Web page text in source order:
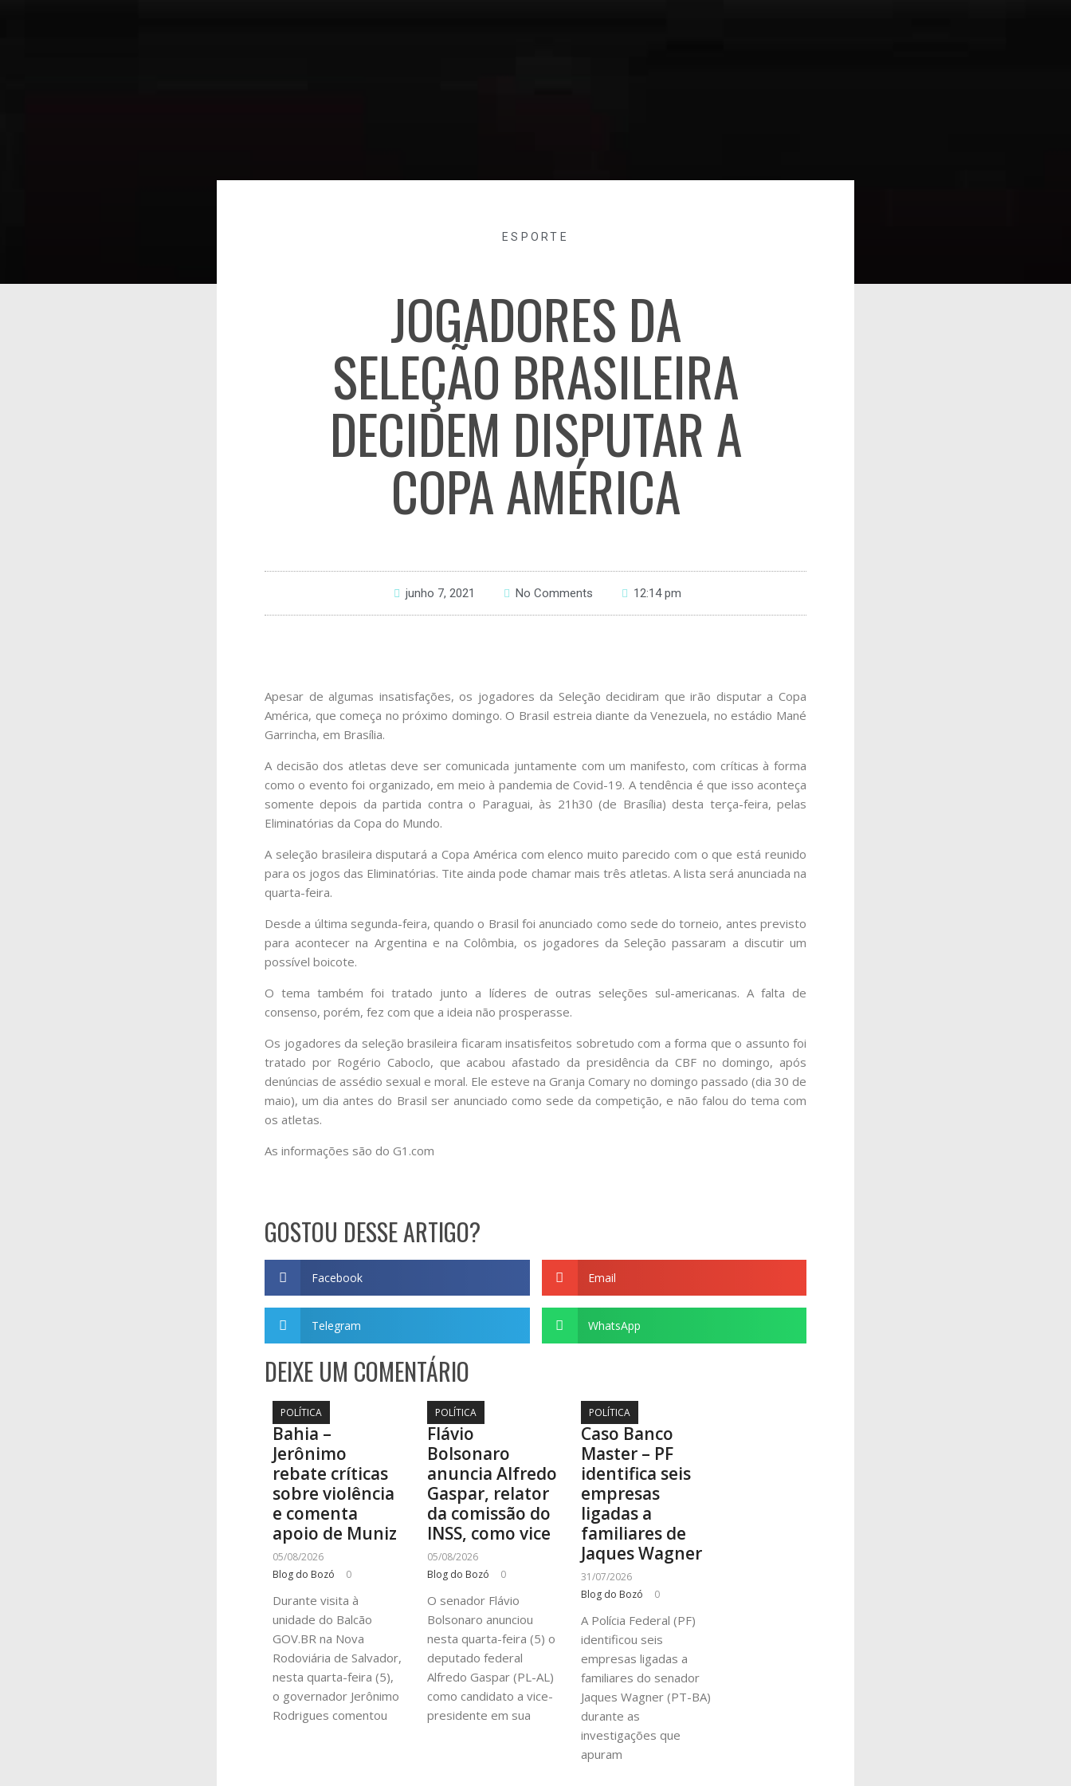
ESPORTE
JOGADORES DA
SELEÇÃO BRASILEIRA
DECIDEM DISPUTAR A
COPA AMÉRICA
junho 7, 2021 No Comments 12:14 pm
Apesar de algumas insatisfações, os jogadores da Seleção decidiram que irão disputar a Copa
América, que começa no próximo domingo. O Brasil estreia diante da Venezuela, no estádio Mané
Garrincha, em Brasília.
A decisão dos atletas deve ser comunicada juntamente com um manifesto, com críticas à forma
como o evento foi organizado, em meio à pandemia de Covid-19. A tendência é que isso aconteça
somente depois da partida contra o Paraguai, às 21h30 (de Brasília) desta terça-feira, pelas
Eliminatórias da Copa do Mundo.
A seleção brasileira disputará a Copa América com elenco muito parecido com o que está reunido
para os jogos das Eliminatórias. Tite ainda pode chamar mais três atletas. A lista será anunciada na
quarta-feira.
Desde a última segunda-feira, quando o Brasil foi anunciado como sede do torneio, antes previsto
para acontecer na Argentina e na Colômbia, os jogadores da Seleção passaram a discutir um
possível boicote.
O tema também foi tratado junto a líderes de outras seleções sul-americanas. A falta de
consenso, porém, fez com que a ideia não prosperasse.
Os jogadores da seleção brasileira ficaram insatisfeitos sobretudo com a forma que o assunto foi
tratado por Rogério Caboclo, que acabou afastado da presidência da CBF no domingo, após
denúncias de assédio sexual e moral. Ele esteve na Granja Comary no domingo passado (dia 30 de
maio), um dia antes do Brasil ser anunciado como sede da competição, e não falou do tema com
os atletas.
As informações são do G1.com
GOSTOU DESSE ARTIGO?
Facebook Email
Telegram WhatsApp
DEIXE UM COMENTÁRIO
POLÍTICA
Bahia –
Jerônimo
rebate críticas
sobre violência
e comenta
apoio de Muniz
05/08/2026
Blog do Bozó
0
Durante visita à
unidade do Balcão
GOV.BR na Nova
Rodoviária de Salvador,
nesta quarta-feira (5),
o governador Jerônimo
Rodrigues comentou
POLÍTICA
Flávio
Bolsonaro
anuncia Alfredo
Gaspar, relator
da comissão do
INSS, como vice
05/08/2026
Blog do Bozó
0
O senador Flávio
Bolsonaro anunciou
nesta quarta-feira (5) o
deputado federal
Alfredo Gaspar (PL-AL)
como candidato a vice-
presidente em sua
POLÍTICA
Caso Banco
Master – PF
identifica seis
empresas
ligadas a
familiares de
Jaques Wagner
31/07/2026
Blog do Bozó
0
A Polícia Federal (PF)
identificou seis
empresas ligadas a
familiares do senador
Jaques Wagner (PT-BA)
durante as
investigações que
apuram